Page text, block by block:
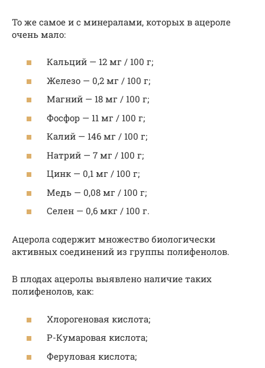
То же самое и с минералами, которых в ацероле
очень мало:
Кальций — 12 мг / 100 г;
Железо — 0,2 мг / 100 г;
Магний — 18 мг / 100 г;
Фосфор — 11 мг / 100 г;
Калий — 146 мг / 100 г;
Натрий — 7 мг / 100 г;
Цинк — 0,1 мг / 100 г;
Медь — 0,08 мг / 100 г;
Селен — 0,6 мкг / 100 г.
Ацерола содержит множество биологически
активных соединений из группы полифенолов.
В плодах ацеролы выявлено наличие таких
полифенолов, как:
Хлорогеновая кислота;
P-Кумаровая кислота;
Феруловая кислота;